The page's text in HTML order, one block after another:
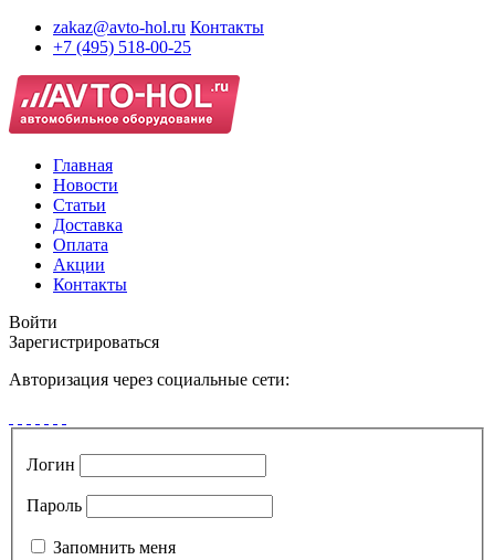
zakaz@avto-hol.ru Контакты
+7 (495) 518-00-25
Главная
Новости
Статьи
Доставка
Оплата
Акции
Контакты
Войти
Зарегистрироваться
Авторизация через социальные сети:
Логин
Пароль
Запомнить меня